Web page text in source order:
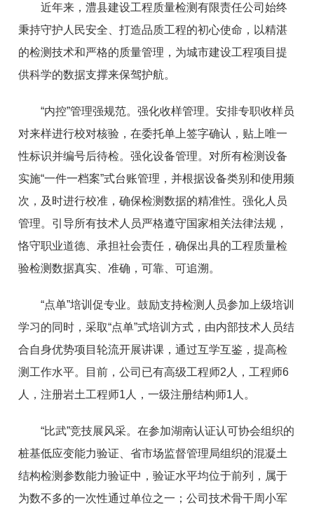
近年来，澧县建设工程质量检测有限责任公司始终
秉持守护人民安全、打造品质工程的初心使命，以精湛
的检测技术和严格的质量管理，为城市建设工程项目提
供科学的数据支撑来保驾护航。
“内控”管理强规范。强化收样管理。安排专职收样员
对来样进行校对核验，在委托单上签字确认，贴上唯一
性标识并编号后待检。强化设备管理。对所有检测设备
实施“一件一档案”式台账管理，并根据设备类别和使用频
次，及时进行校准，确保检测数据的精准性。强化人员
管理。引导所有技术人员严格遵守国家相关法律法规，
恪守职业道德、承担社会责任，确保出具的工程质量检
验检测数据真实、准确，可靠、可追溯。
“点单”培训促专业。鼓励支持检测人员参加上级培训
学习的同时，采取“点单”式培训方式，由内部技术人员结
合自身优势项目轮流开展讲课，通过互学互鉴，提高检
测工作水平。目前，公司已有高级工程师2人，工程师6
人，注册岩土工程师1人，一级注册结构师1人。
“比武”竞技展风采。在参加湖南认证认可协会组织的
桩基低应变能力验证、省市场监督管理局组织的混凝土
结构检测参数能力验证中，验证水平均位于前列，属于
为数不多的一次性通过单位之一；公司技术骨干周小军